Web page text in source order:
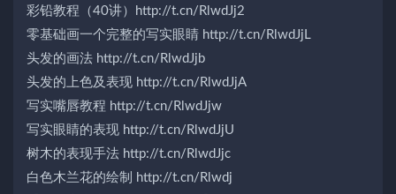
彩铅教程（40讲）http://t.cn/RlwdJj2
零基础画一个完整的写实眼睛 http://t.cn/RlwdJjL
头发的画法 http://t.cn/RlwdJjb
头发的上色及表现 http://t.cn/RlwdJjA
写实嘴唇教程 http://t.cn/RlwdJjw
写实眼睛的表现 http://t.cn/RlwdJjU
树木的表现手法 http://t.cn/RlwdJjc
白色木兰花的绘制 http://t.cn/Rlwdj